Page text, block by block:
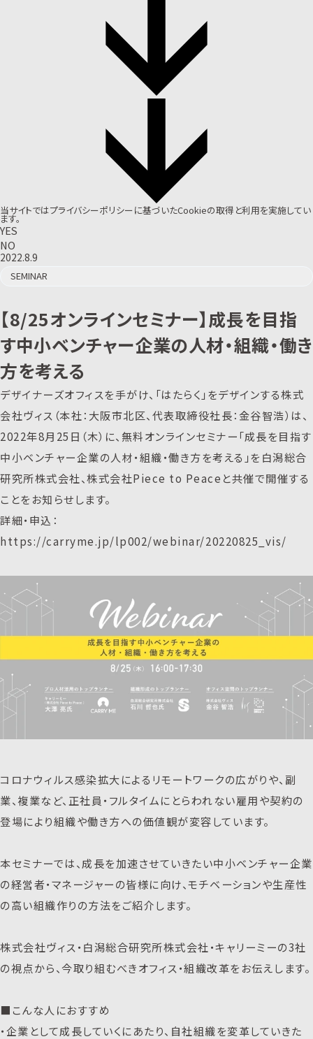
当サイトではプライバシーポリシーに基づいたCookieの取得と利用を実施してい
ます。
YES
NO
2022.8.9
SEMINAR
【8/25オンラインセミナー】成長を目指
す中小ベンチャー企業の人材・組織・働き
方を考える
デザイナーズオフィスを手がけ、「はたらく」をデザインする株式
会社ヴィス（本社：大阪市北区、代表取締役社長：金谷智浩）は、
2022年8月25日（木）に、無料オンラインセミナー「成長を目指す
中小ベンチャー企業の人材・組織・働き方を考える」を白潟総合
研究所株式会社、株式会社Piece to Peaceと共催で開催する
ことをお知らせします。
詳細・申込：
https://carryme.jp/lp002/webinar/20220825_vis/
コロナウィルス感染拡大によるリモートワークの広がりや、副
業、複業など、正社員・フルタイムにとらわれない雇用や契約の
登場により組織や働き方への価値観が変容しています。
本セミナーでは、成長を加速させていきたい中小ベンチャー企業
の経営者・マネージャーの皆様に向け、モチベーションや生産性
の高い組織作りの方法をご紹介します。
株式会社ヴィス・白潟総合研究所株式会社・キャリーミーの3社
の視点から、今取り組むべきオフィス・組織改革をお伝えします。
■こんな人におすすめ
・企業として成長していくにあたり、自社組織を変革していきた